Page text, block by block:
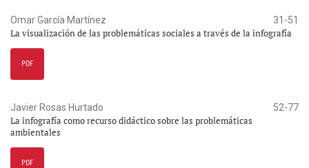
Omar García Martínez 31-51
La visualización de las problemáticas sociales a través de la infografía
PDF
Javier Rosas Hurtado 52-77
La infografía como recurso didáctico sobre las problemáticas
ambientales
PDF